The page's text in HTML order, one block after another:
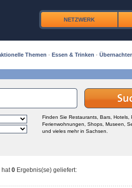
NETZWERK
Themen · Essen & Trinken ·
Finden Sie Restaurants, Bars, Hotels,
Ferienwohnungen, Shops, Museen,
und vieles mehr in Sachsen.
hat0 Ergebnis(se) geliefert: